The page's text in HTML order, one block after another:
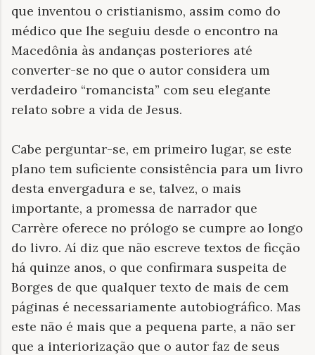
que inventou o cristianismo, assim como do
médico que lhe seguiu desde o encontro na
Macedônia às andanças posteriores até
converter-se no que o autor considera um
verdadeiro “romancista” com seu elegante
relato sobre a vida de Jesus.
Cabe perguntar-se, em primeiro lugar, se este
plano tem suficiente consistência para um livro
desta envergadura e se, talvez, o mais
importante, a promessa de narrador que
Carrère oferece no prólogo se cumpre ao longo
do livro. Aí diz que não escreve textos de ficção
há quinze anos, o que confirmara suspeita de
Borges de que qualquer texto de mais de cem
páginas é necessariamente autobiográfico. Mas
este não é mais que a pequena parte, a não ser
que a interiorização que o autor faz de seus